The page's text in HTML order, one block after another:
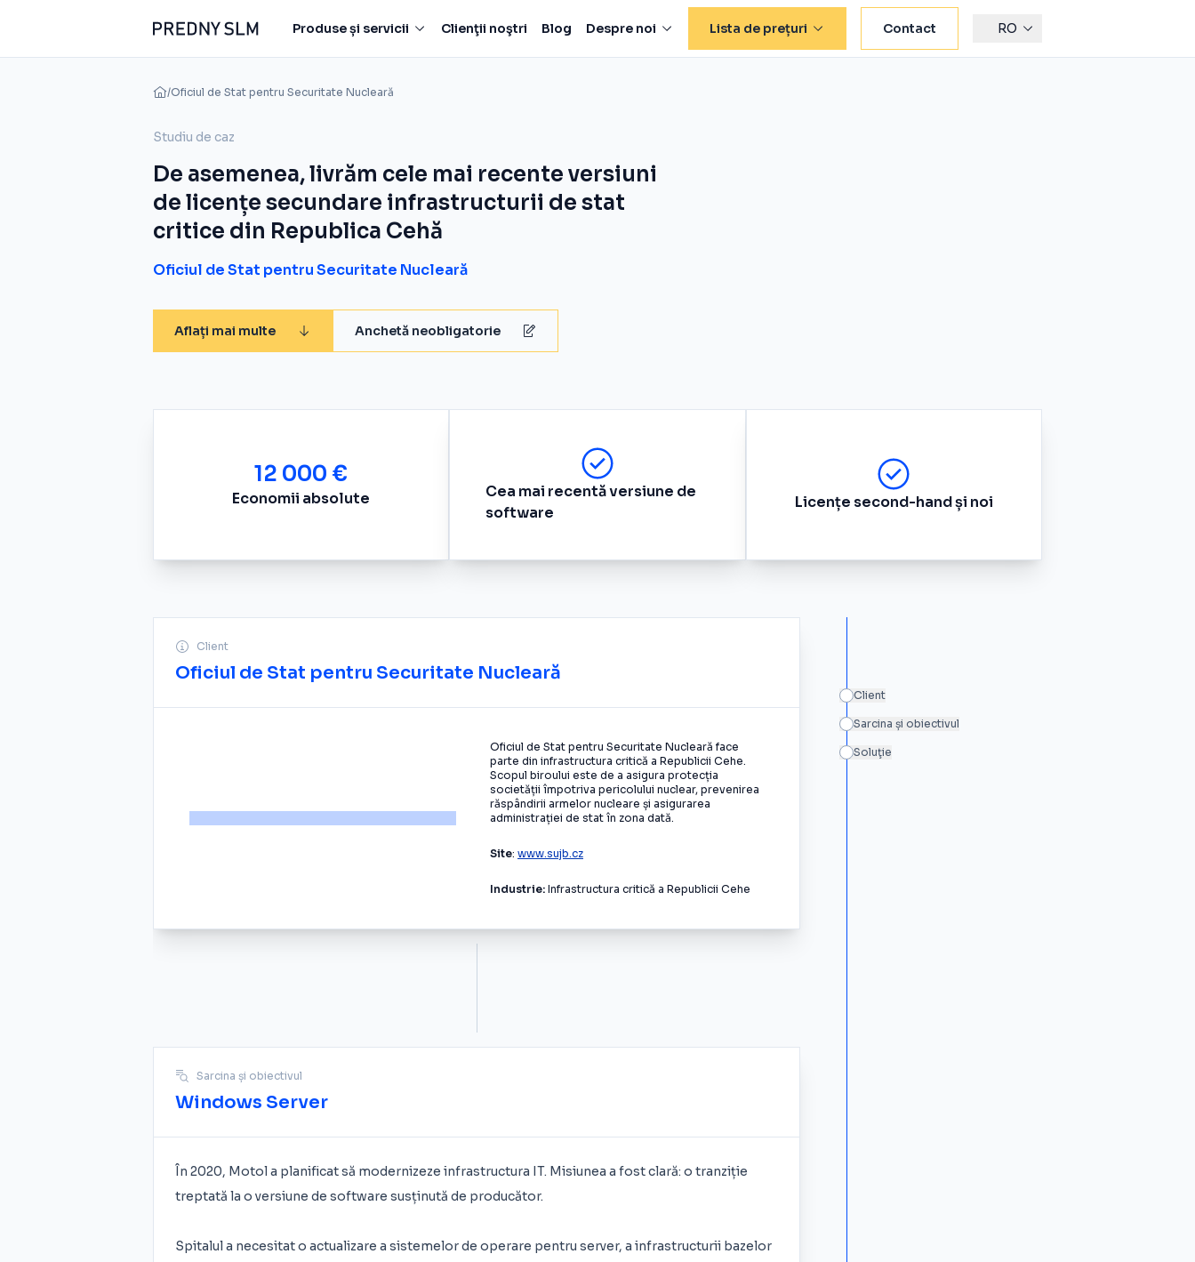
Produse și servicii Clienţii noştri Blog Despre noi Lista de prețuri Contact RO
/Oficiul de Stat pentru Securitate Nucleară
Studiu de caz
De asemenea, livrăm cele mai recente versiuni
de licențe secundare infrastructurii de stat
critice din Republica Cehă
Oficiul de Stat pentru Securitate Nucleară
Aflați mai multe Anchetă neobligatorie
12 000 €
Economii absolute
Cea mai recentă versiune de
software
Licențe second-hand și noi
Client
Oficiul de Stat pentru Securitate Nucleară
Oficiul de Stat pentru Securitate Nucleară face
parte din infrastructura critică a Republicii Cehe.
Scopul biroului este de a asigura protecția
societății împotriva pericolului nuclear, prevenirea
răspândirii armelor nucleare și asigurarea
administrației de stat în zona dată.
Site: www.sujb.cz
Industrie: Infrastructura critică a Republicii Cehe
Sarcina și obiectivul
Windows Server
În 2020, Motol a planificat să modernizeze infrastructura IT. Misiunea a fost clară: o tranziție
treptată la o versiune de software susținută de producător.
Spitalul a necesitat o actualizare a sistemelor de operare pentru server, a infrastructurii bazelor
Client
Sarcina și obiectivul
Soluţie